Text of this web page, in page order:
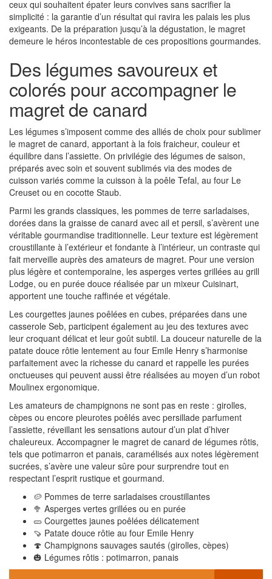
ceux qui souhaitent épater leurs convives sans sacrifier la
simplicité : la garantie d’un résultat qui ravira les palais les plus
exigeants. De la préparation jusqu’à la dégustation, le magret
demeure le héros incontestable de ces propositions gourmandes.
Des légumes savoureux et
colorés pour accompagner le
magret de canard
Les légumes s’imposent comme des alliés de choix pour sublimer
le magret de canard, apportant à la fois fraicheur, couleur et
équilibre dans l’assiette. On privilégie des légumes de saison,
préparés avec soin et souvent sublimés via des modes de
cuisson variés comme la cuisson à la poêle Tefal, au four Le
Creuset ou en cocotte Staub.
Parmi les grands classiques, les pommes de terre sarladaises,
dorées dans la graisse de canard avec ail et persil, s’avèrent une
véritable gourmandise traditionnelle. Leur texture est légèrement
croustillante à l’extérieur et fondante à l’intérieur, un contraste qui
fait merveille auprès des amateurs de magret. Pour une version
plus légère et contemporaine, les asperges vertes grillées au grill
Lodge, ou en purée douce réalisée par un mixeur Cuisinart,
apportent une touche raffinée et végétale.
Les courgettes jaunes poêlées en cubes, préparées dans une
casserole Seb, participent également au jeu des textures avec
leur croquant délicat et leur goût subtil. La douceur naturelle de la
patate douce rôtie lentement au four Emile Henry s’harmonise
parfaitement avec la richesse du canard et rappelle les purées
onctueuses qui peuvent aussi être réalisées au moyen d’un robot
Moulinex ergonomique.
Les amateurs de champignons ne sont pas en reste : girolles,
cèpes ou encore pleurotes poêlés avec persillade parfument
l’assiette, réveillant les sensations autour d’un plat d’hiver
chaleureux. Accompagner le magret de canard de légumes rôtis,
tels que potimarron et panais, caramélisés aux notes légèrement
sucrées, s’avère une valeur sûre pour surprendre tout en
respectant l’esprit rustique et gourmand.
🥔 Pommes de terre sarladaises croustillantes
🥦 Asperges vertes grillées ou en purée
🥒 Courgettes jaunes poêlées délicatement
🍠 Patate douce rôtie au four Emile Henry
🍄 Champignons sauvages sautés (girolles, cèpes)
🎃 Légumes rôtis : potimarron, panais